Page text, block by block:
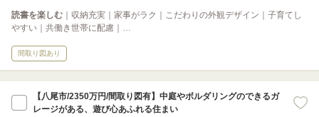
読書を楽しむ ｜収納充実｜家事がラク｜こだわりの外観デザイン｜子育てし
やすい｜共働き世帯に配慮｜…
間取り図あり
【八尾市/2350万円/間取り図有】中庭やボルダリングのできるガ
レージがある、遊び心あふれる住まい